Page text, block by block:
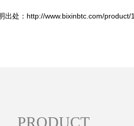
出处：http://www.bixinbtc.com/product/
PRODUCT